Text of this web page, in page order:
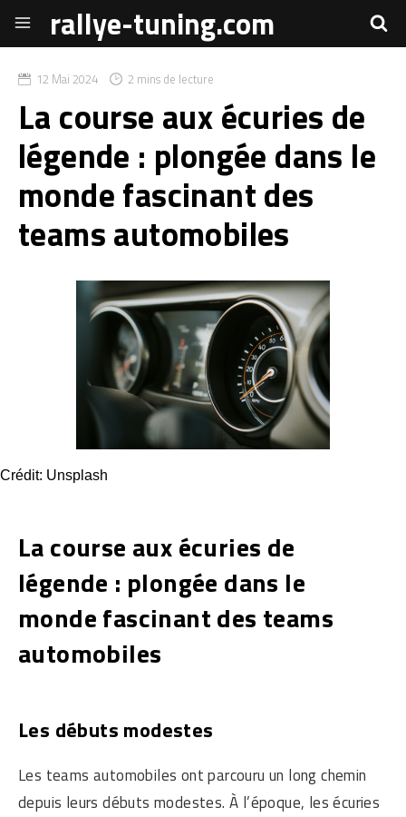
rallye-tuning.com
12 Mai 2024 2 mins de lecture
La course aux écuries de
légende : plongée dans le
monde fascinant des
teams automobiles
Crédit: Unsplash
La course aux écuries de
légende : plongée dans le
monde fascinant des teams
automobiles
Les débuts modestes
Les teams automobiles ont parcouru un long chemin
depuis leurs débuts modestes. À l’époque, les écuries